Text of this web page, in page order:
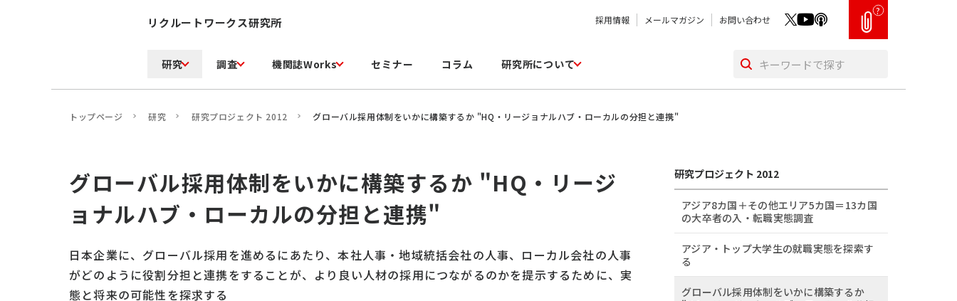
リクルートワークス研究所 採用情報 メールマガジン お問い合わせ
?
研究 調査 機関誌Works セミナー コラム 研究所について
トップページ 研究 研究プロジェクト 2012 グローバル採用体制をいかに構築するか "HQ・リージョナルハブ・ローカルの分担と連携"
グローバル採用体制をいかに構築するか "HQ・リージ
ョナルハブ・ローカルの分担と連携"
日本企業に、グローバル採用を進めるにあたり、本社人事・地域統括会社の人事、ローカル会社の人事
がどのように役割分担と連携をすることが、より良い人材の採用につながるのかを提示するために、実
態と将来の可能性を探求する
研究プロジェクト 2012
アジア8カ国＋その他エリア5カ国＝13カ国
の大卒者の入・転職実態調査
アジア・トップ大学生の就職実態を探索す
る
グローバル採用体制をいかに構築するか